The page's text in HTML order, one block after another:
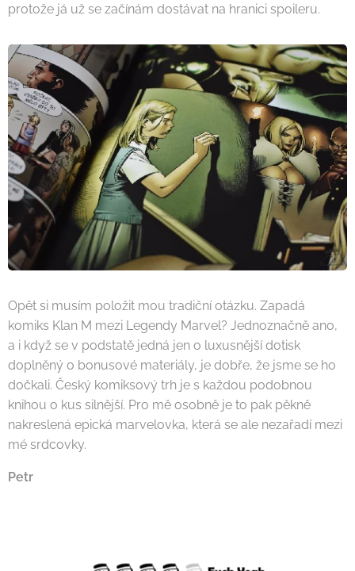
protože já už se začínám dostávat na hranici spoileru.
Opět si musím položit mou tradiční otázku. Zapadá
komiks Klan M mezi Legendy Marvel? Jednoznačně ano,
a i když se v podstatě jedná jen o luxusnější dotisk
doplněný o bonusové materiály, je dobře, že jsme se ho
dočkali. Český komiksový trh je s každou podobnou
knihou o kus silnější. Pro mě osobně je to pak pěkně
nakreslená epická marvelovka, která se ale nezařadí mezi
mé srdcovky.
Petr